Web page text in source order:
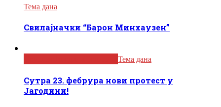
Тема дана
Свилајначки “Барон Минхаузен”
Тема дана
Сутра 23. фебрура нови протест у
Јагодини!